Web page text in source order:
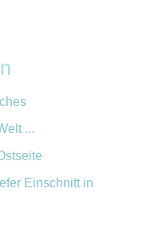
...
Einschnitt in